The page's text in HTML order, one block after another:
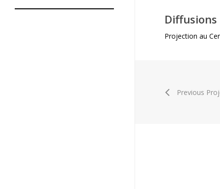
Diffusions
Projection au
Previous